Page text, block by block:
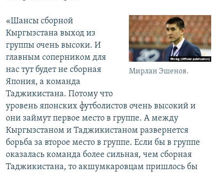
Мирлан Эшенов.
«Шансы сборной
Кыргызстана выход из
группы очень высоки. И
главным соперником для
нас тут будет не сборная
Япония, а команда
Таджикистана. Потому что
уровень японских футболистов очень высокий и
они займут первое место в группе. А между
Кыргызстаном и Таджикистаном развернется
борьба за второе место в группе. Если бы в группе
оказалась команда более сильная, чем сборная
Таджикистана, то акшумкаровцам пришлось бы